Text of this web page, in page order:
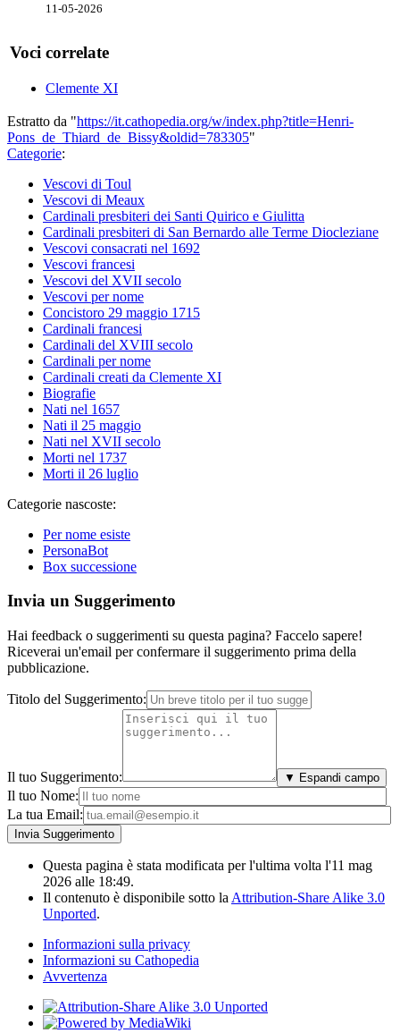
11-05-2026
Voci correlate
Clemente XI
Estratto da "https://it.cathopedia.org/w/index.php?title=Henri-
Pons_de_Thiard_de_Bissy&oldid=783305"
Categorie:
Vescovi di Toul
Vescovi di Meaux
Cardinali presbiteri dei Santi Quirico e Giulitta
Cardinali presbiteri di San Bernardo alle Terme Diocleziane
Vescovi consacrati nel 1692
Vescovi francesi
Vescovi del XVII secolo
Vescovi per nome
Concistoro 29 maggio 1715
Cardinali francesi
Cardinali del XVIII secolo
Cardinali per nome
Cardinali creati da Clemente XI
Biografie
Nati nel 1657
Nati il 25 maggio
Nati nel XVII secolo
Morti nel 1737
Morti il 26 luglio
Categorie nascoste:
Per nome esiste
PersonaBot
Box successione
Invia un Suggerimento
Hai feedback o suggerimenti su questa pagina? Faccelo sapere!
Riceverai un'email per confermare il suggerimento prima della
pubblicazione.
Titolo del Suggerimento:
Il tuo Suggerimento: ▼ Espandi campo
Il tuo Nome:
La tua Email:
Questa pagina è stata modificata per l'ultima volta l'11 mag
2026 alle 18:49.
Il contenuto è disponibile sotto la Attribution-Share Alike 3.0
Unported.
Informazioni sulla privacy
Informazioni su Cathopedia
Avvertenza